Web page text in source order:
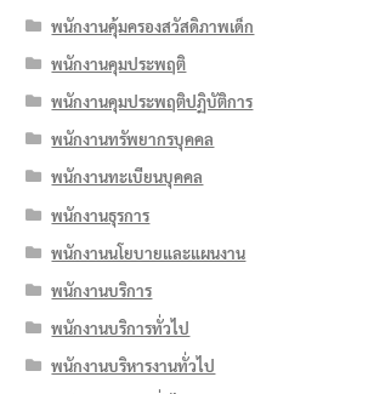
พนักงานคุ้มครองสวัสดิภาพเด็ก
พนักงานคุมประพฤติ
พนักงานคุมประพฤติปฏิบัติการ
พนักงานทรัพยากรบุคคล
พนักงานทะเบียนบุคคล
พนักงานธุรการ
พนักงานนโยบายและแผนงาน
พนักงานบริการ
พนักงานบริการทั่วไป
พนักงานบริหารงานทั่วไป